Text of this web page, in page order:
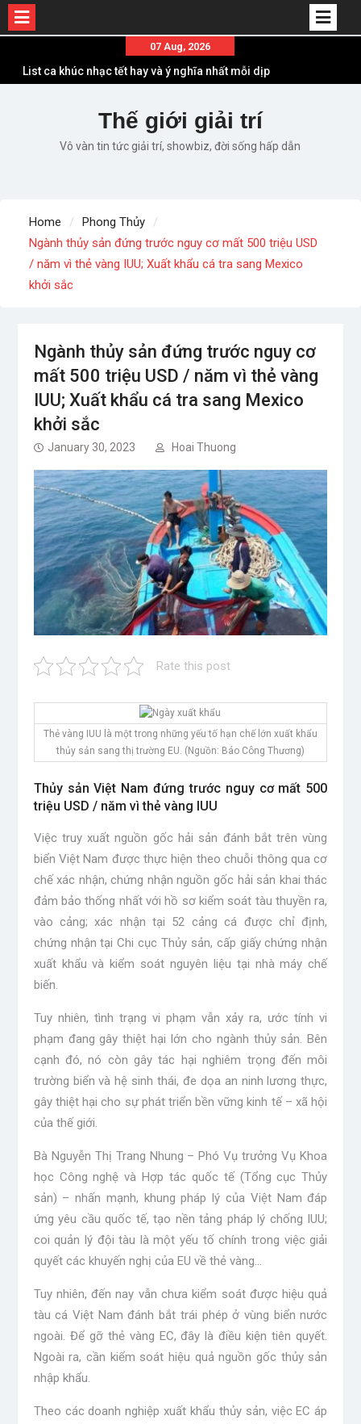
content
07 Aug, 2026
Em ơi lên phố – Minh Vương: Màn comeback
Những ca khúc nhạc xuân “sặc mùi” quảng cáo
nhưng vẫn ấn tượng
Lời bài hát Làm Gì Phải Hốt – Sản phẩm âm nhạc
List ca khúc nhạc tết hay và ý nghĩa nhất mỗi dịp
xuân về
Thế giới giải trí
Vô vàn tin tức giải trí, showbiz, đời sống hấp dẫn
Home
Phong Thủy
Ngành thủy sản đứng trước nguy cơ mất 500 triệu USD
/ năm vì thẻ vàng IUU; Xuất khẩu cá tra sang Mexico
khởi sắc
Ngành thủy sản đứng trước nguy cơ
mất 500 triệu USD / năm vì thẻ vàng
IUU; Xuất khẩu cá tra sang Mexico
khởi sắc
January 30, 2023 Hoai Thuong
Rate this post
Thẻ vàng IUU là một trong những yếu tố hạn chế lớn xuất khẩu
thủy sản sang thị trường EU. (Nguồn: Báo Công Thương)
Thủy sản Việt Nam đứng trước nguy cơ mất 500
triệu USD / năm vì thẻ vàng IUU
Việc truy xuất nguồn gốc hải sản đánh bắt trên vùng
biển Việt Nam được thực hiện theo chuỗi thông qua cơ
chế xác nhận, chứng nhận nguồn gốc hải sản khai thác
đảm bảo thống nhất với hồ sơ kiểm soát tàu thuyền ra,
vào cảng; xác nhận tại 52 cảng cá được chỉ định,
chứng nhận tại Chi cục Thủy sản, cấp giấy chứng nhận
xuất khẩu và kiểm soát nguyên liệu tại nhà máy chế
biến.
Tuy nhiên, tình trạng vi phạm vẫn xảy ra, ước tính vi
phạm đang gây thiệt hại lớn cho ngành thủy sản. Bên
cạnh đó, nó còn gây tác hại nghiêm trọng đến môi
trường biển và hệ sinh thái, đe dọa an ninh lương thực,
gây thiệt hại cho sự phát triển bền vững kinh tế – xã hội
của thế giới.
Bà Nguyễn Thị Trang Nhung – Phó Vụ trưởng Vụ Khoa
học Công nghệ và Hợp tác quốc tế (Tổng cục Thủy
sản) – nhấn mạnh, khung pháp lý của Việt Nam đáp
ứng yêu cầu quốc tế, tạo nền tảng pháp lý chống IUU;
coi quản lý đội tàu là một yếu tố chính trong việc giải
quyết các khuyến nghị của EU về thẻ vàng…
Tuy nhiên, đến nay vẫn chưa kiểm soát được hiệu quả
tàu cá Việt Nam đánh bắt trái phép ở vùng biển nước
ngoài. Để gỡ thẻ vàng EC, đây là điều kiện tiên quyết.
Ngoài ra, cần kiểm soát hiệu quả nguồn gốc thủy sản
nhập khẩu.
Theo các doanh nghiệp xuất khẩu thủy sản, việc EC áp